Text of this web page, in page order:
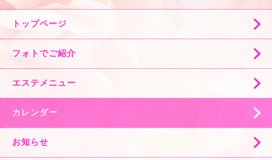
トップページ
フォトでご紹介
エステメニュー
カレンダー
お知らせ